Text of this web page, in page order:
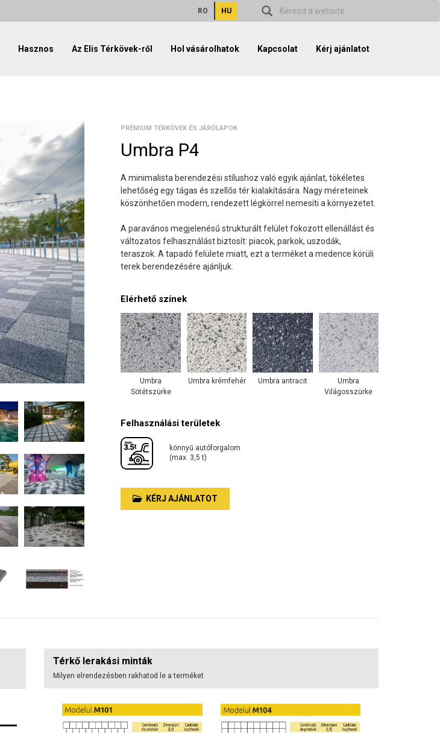
RO HU
Hasznos Az Elis Térkövek-ről Hol vásárolhatok Kapcsolat Kérj ajánlatot
PRÉMIUM TÉRKÖVEK ÉS JÁRÓLAPOK
Umbra P4
A minimalista berendezési stílushoz való egyik ajánlat, tökéletes
lehetőség egy tágas és szellős tér kialakítására. Nagy méreteinek
köszönhetően modern, rendezett légkörrel nemesíti a környezetet.
A paravános megjelenésű strukturált felület fokozott ellenállást és
változatos felhasználást biztosít: piacok, parkok, uszodák,
teraszok. A tapadó felülete miatt, ezt a terméket a medence körüli
terek berendezésére ajánljuk.
Elérhető színek
Umbra
Sötétszürke
Umbra krémfehér Umbra antracit
Umbra
Világosszürke
Felhasználási területek
könnyű autóforgalom
(max. 3,5 t)
KÉRJ AJÁNLATOT
Térkő lerakási minták
Milyen elrendezésben rakhatod le a terméket